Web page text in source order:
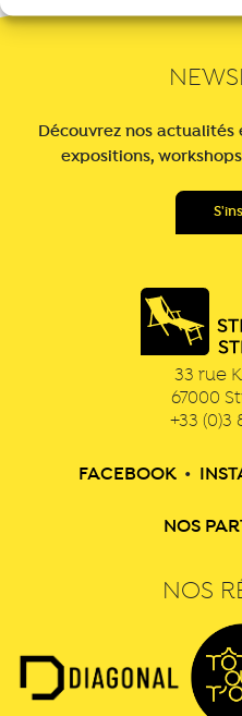
Découvrez nos
expositions,
33 rue
67000
+33 (0)3
FACEBOOK •
NOS
NOS